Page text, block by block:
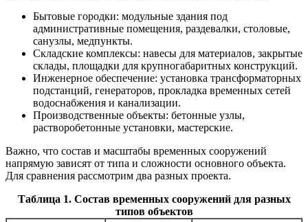
Бытовые городки: модульные здания под
административные помещения, раздевалки, столовые,
санузлы, медпункты.
Складские комплексы: навесы для материалов, закрытые
склады, площадки для крупногабаритных конструкций.
Инженерное обеспечение: установка трансформаторных
подстанций, генераторов, прокладка временных сетей
водоснабжения и канализации.
Производственные объекты: бетонные узлы,
растворобетонные установки, мастерские.
Важно, что состав и масштабы временных сооружений
напрямую зависят от типа и сложности основного объекта.
Для сравнения рассмотрим два разных проекта.
Таблица 1. Состав временных сооружений для разных
типов объектов